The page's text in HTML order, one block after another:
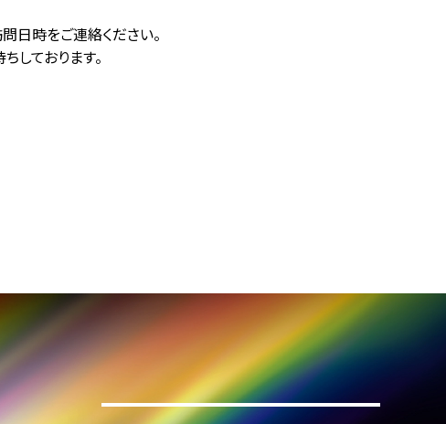
日時をご連絡ください。
しております。